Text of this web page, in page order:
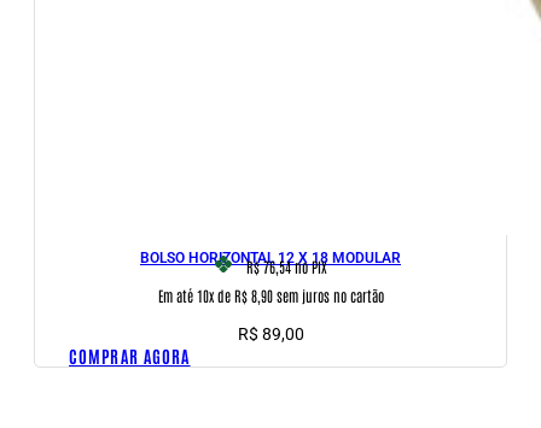
BOLSO HORIZONTAL 12 X 18 MODULAR
R$ 76,54no PIX
Em até 10x de R$ 8,90 sem juros no cartão
R$ 89,00
COMPRAR AGORA